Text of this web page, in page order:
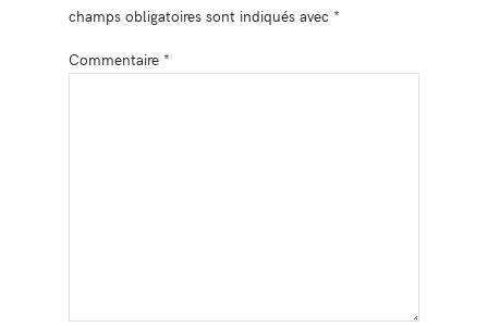
champs obligatoires sont indiqués avec *
Commentaire *